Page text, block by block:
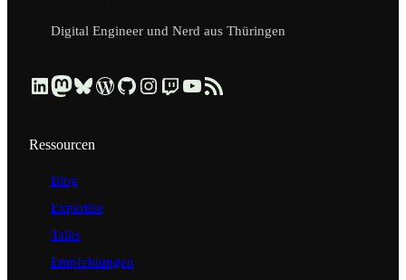
Digital Engineer und Nerd aus Thüringen
Beruflich über LinkedIn vernetzen Dezentral über Mastodon folgen Kurzmeldungen über Bluesky lesen Profil & Contributions auf WordPress.org ansehen Code & Repositories über GitHub erkunden Visuelle Einblicke über Instagram ansehen Streams & Tech-Talks über Twitch schauen Videos & Tutorials über YouTube ansehen Blog-Updates über RSS-Feed abonnieren
Ressourcen
Blog
Expertise
Talks
Empfehlungen